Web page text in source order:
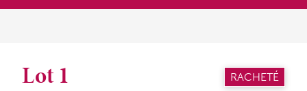
Lot 1 RACHETÉ